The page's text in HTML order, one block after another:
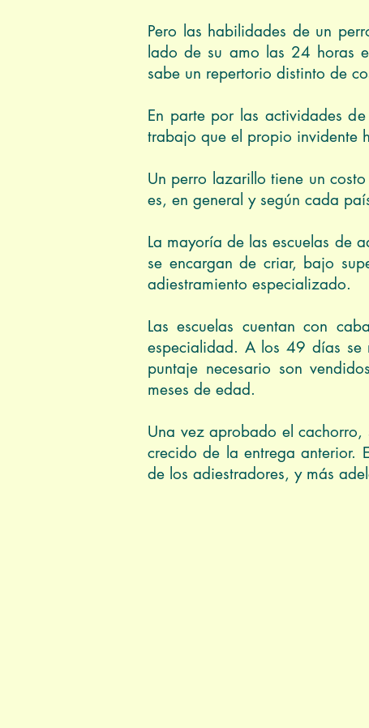
Pero las habilidades de un
lado de su amo las 24 horas
sabe un repertorio distinto de
En parte por las actividades
trabajo que el propio invidente
Un perro lazarillo tiene un
es, en general y según cada
La mayoría de las escuelas de
se encargan de criar, bajo
adiestramiento especializado.
Las escuelas cuentan con
especialidad. A los 49 días se
puntaje necesario son
meses de edad.
Una vez aprobado el
crecido de la entrega anterior.
de los adiestradores, y más